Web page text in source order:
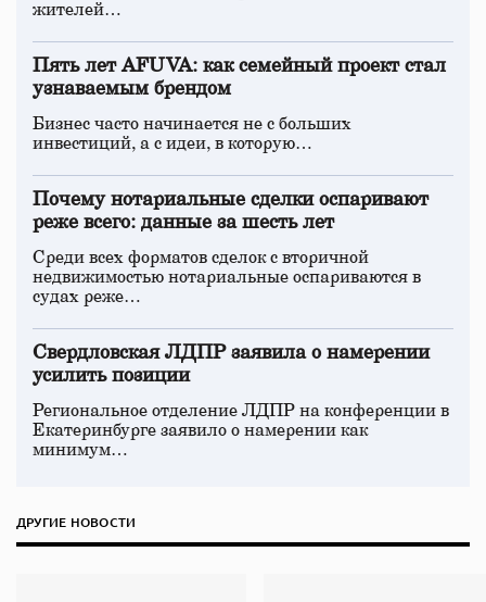
жителей…
Пять лет AFUVA: как семейный проект стал
узнаваемым брендом
Бизнес часто начинается не с больших
инвестиций, а с идеи, в которую…
Почему нотариальные сделки оспаривают
реже всего: данные за шесть лет
Среди всех форматов сделок с вторичной
недвижимостью нотариальные оспариваются в
судах реже…
Свердловская ЛДПР заявила о намерении
усилить позиции
Региональное отделение ЛДПР на конференции в
Екатеринбурге заявило о намерении как
минимум…
ДРУГИЕ НОВОСТИ